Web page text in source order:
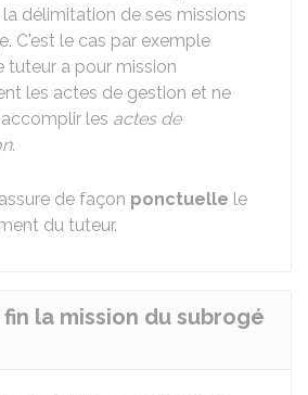
la délimitation de ses missions
C'est le cas par exemple
tuteur a pour mission
les actes de gestion et ne
les actes de
.
de façon ponctuelle le
du tuteur.
la mission du subrogé